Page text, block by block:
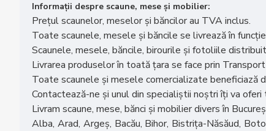
Informații despre scaune, mese și mobilier:
Prețul scaunelor, meselor și băncilor au TVA inclus.
Toate scaunele, mesele și băncile se livrează în
Scaunele, mesele, băncile, birourile și fotoliile
Livrarea produselor în toată țara se face prin
Toate scaunele și mesele comercializate beneficiază
Contactează-ne și unul din specialiștii noștri îți va
Livram scaune, mese, bănci și mobilier divers în
Alba, Arad, Argeș, Bacău, Bihor, Bistrița-Năsăud,